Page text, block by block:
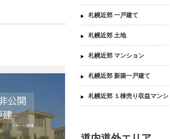
札幌近郊 一戸建て
札幌近郊 土地
札幌近郊 マンション
札幌近郊 新築一戸建て
札幌近郊 １棟売り収益マンシ